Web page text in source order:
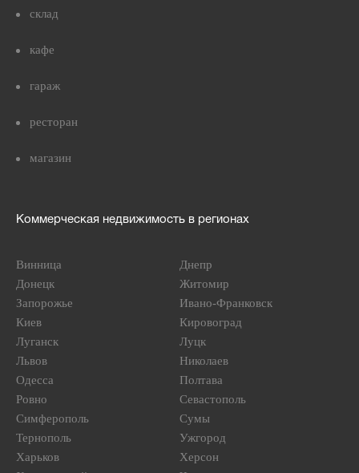
склад
кафе
гараж
ресторан
магазин
Коммерческая недвижимость в регионах
Винница
Днепр
Донецк
Житомир
Запорожье
Ивано-Франковск
Киев
Кировоград
Луганск
Луцк
Львов
Николаев
Одесса
Полтава
Ровно
Севастополь
Симферополь
Сумы
Тернополь
Ужгород
Харьков
Херсон